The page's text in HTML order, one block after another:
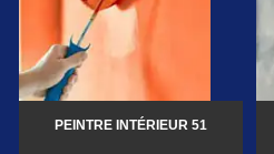
PEINTRE INTÉRIEUR 51